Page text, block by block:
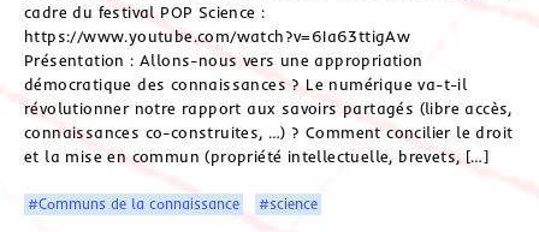
cadre du festival POP Science :
https://www.youtube.com/watch?v=6Ia63ttigAw
Présentation : Allons-nous vers une appropriation
démocratique des connaissances ? Le numérique va-t-il
révolutionner notre rapport aux savoirs partagés (libre accès,
connaissances co-construites, …) ? Comment concilier le droit
et la mise en commun (propriété intellectuelle, brevets, […]
#Communs de la connaissance #science